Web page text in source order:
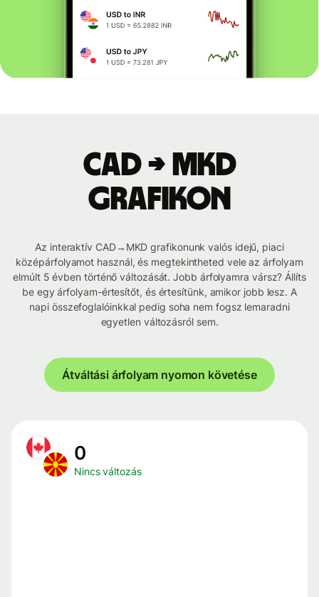
CAD → MKD
grafikon
Az interaktív CAD→MKD grafikonunk valós idejű, piaci
középárfolyamot használ, és megtekintheted vele az árfolyam
elmúlt 5 évben történő változását. Jobb árfolyamra vársz? Állíts
be egy árfolyam-értesítőt, és értesítünk, amikor jobb lesz. A
napi összefoglalóinkkal pedig soha nem fogsz lemaradni
egyetlen változásról sem.
Átváltási árfolyam nyomon követése
0
Nincs változás